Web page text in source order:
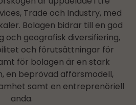
Trade och Industry, med
Bolagen bidrar till en god
och geografisk diversifiering,
och förutsättningar för
för bolagen är en stark
en beprövad affärsmodell,
samt en entreprenöriell
anda.